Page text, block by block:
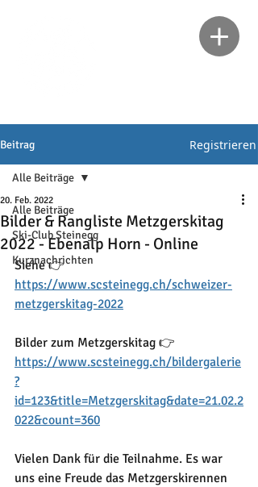
Beitrag Registrieren
Alle Beiträge
Ski-Club Steinegg
Kurznachrichten
Alle Beiträge
Bilder & Rangliste Metzgerskitag
2022 - Ebenalp Horn - Online
20. Feb. 2022
Siehe 👉
https://www.scsteinegg.ch/schweizer-
metzgerskitag-2022
Bilder zum Metzgerskitag 👉
https://www.scsteinegg.ch/bildergalerie
?
id=123&title=Metzgerskitag&date=21.02.2
022&count=360
Vielen Dank für die Teilnahme. Es war
uns eine Freude das Metzgerskirennen